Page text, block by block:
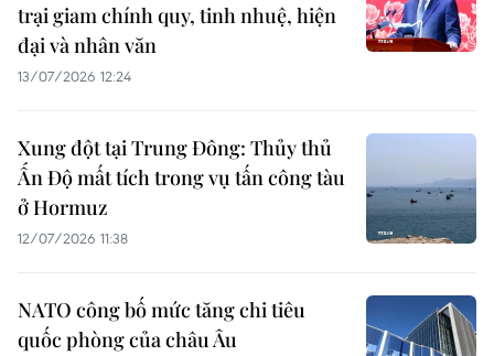
trại giam chính quy, tinh nhuệ, hiện
đại và nhân văn
13/07/2026 12:24
Xung đột tại Trung Đông: Thủy thủ
Ấn Độ mất tích trong vụ tấn công tàu
ở Hormuz
12/07/2026 11:38
NATO công bố mức tăng chi tiêu
quốc phòng của châu Âu